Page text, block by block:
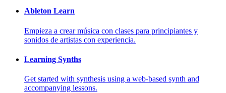
Ableton Learn
Empieza a crear música con clases para principiantes y
sonidos de artistas con experiencia.
Learning Synths
Get started with synthesis using a web-based synth and
accompanying lessons.